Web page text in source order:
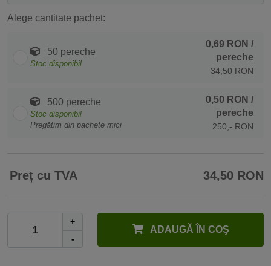
Alege cantitate pachet:
50 pereche
Stoc disponibil
0,69 RON /
pereche
34,50 RON
500 pereche
Stoc disponibil
Pregătim din pachete mici
0,50 RON /
pereche
250,- RON
Preț cu TVA 34,50 RON
+
-
ADAUGĂ ÎN COŞ